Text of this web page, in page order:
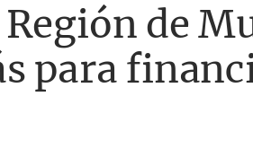
de
para